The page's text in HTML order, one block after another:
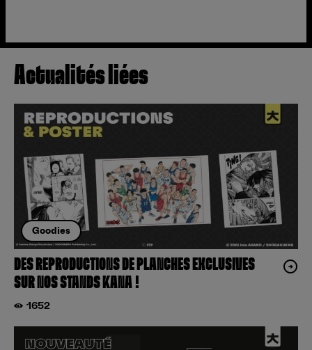
Actualités liées
Goodies
DES REPRODUCTIONS DE PLANCHES EXCLUSIVES
SUR NOS STANDS KANA !
1652